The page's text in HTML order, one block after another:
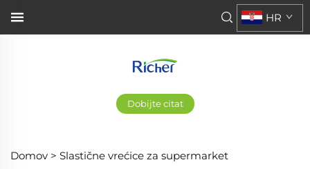
Dobijte citat
HR
Domov > Slastične vrećice za supermarket